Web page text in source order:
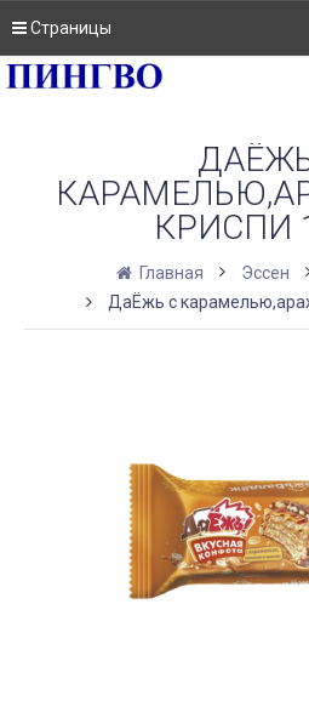
Страницы
КРИСПИ
Главная Эссен
ДаЁжь с